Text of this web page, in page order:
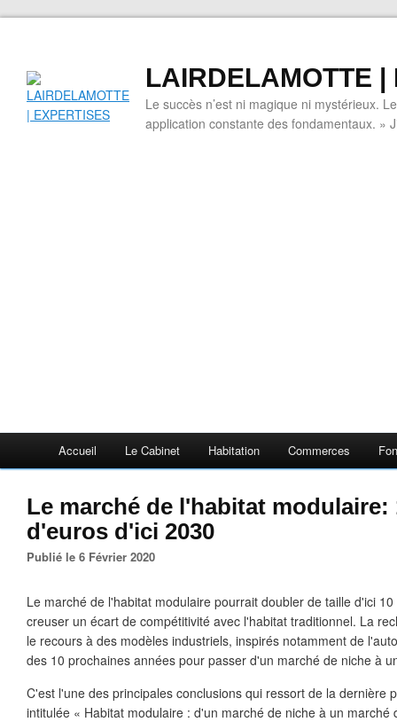
LAIRDELAMOTTE |
Le succès n’est ni magique ni mystérieux.
application constante des fondamentaux. »
Accueil Le Cabinet Habitation Commerces
Le marché de l'habitat modulaire:
d'euros d'ici 2030
Publié le 6 Février 2020
Le marché de l'habitat modulaire pourrait doubler de taille d'ici
creuser un écart de compétitivité avec l'habitat traditionnel. La
le recours à des modèles industriels, inspirés notamment de
des 10 prochaines années pour passer d'un marché de niche à
C'est l'une des principales conclusions qui ressort de la dernière
intitulée « Habitat modulaire : d'un marché de niche à un marché